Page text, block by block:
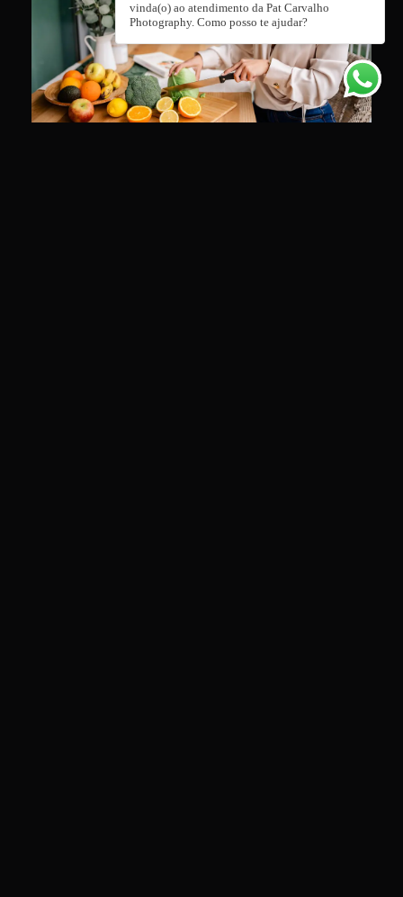
vinda(o) ao atendimento da Pat Carvalho
Photography. Como posso te ajudar?